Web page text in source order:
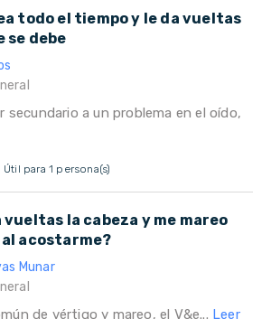
todo el tiempo y le da vueltas
se debe
secundario a un problema en el oído,
Útil para 1 persona(s)
vueltas la cabeza y me mareo
acostarme?
Munar
de vértigo y mareo, el V&e... Leer